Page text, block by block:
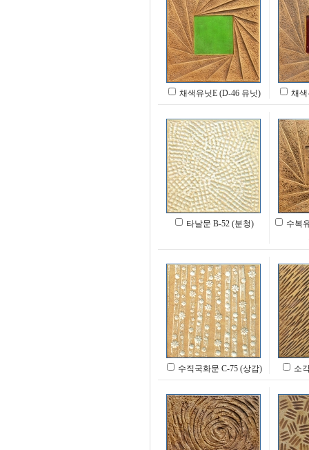
채색유닛E (D-46 유닛) 채
타날문 B-52 (분청)
수복
수직국화문 C-75 (상감) 소